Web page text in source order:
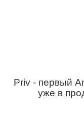
Priv - первый
уже в